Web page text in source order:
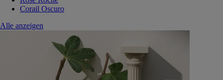
Corail Oscuro
Alle anzeigen